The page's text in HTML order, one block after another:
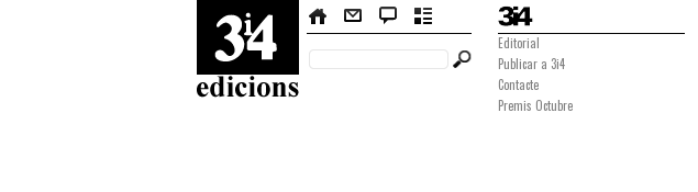
Editorial
Publicar a 3i4
Contacte
Premis Octubre